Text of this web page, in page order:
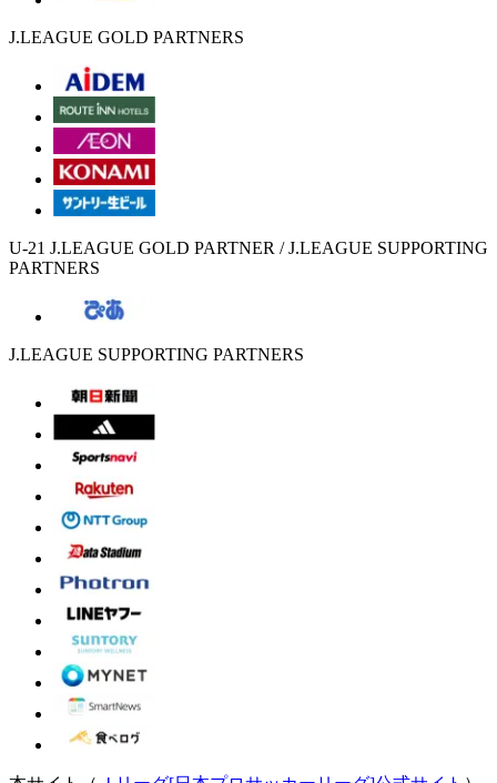
J.LEAGUE GOLD PARTNERS
U-21 J.LEAGUE GOLD PARTNER / J.LEAGUE SUPPORTING
PARTNERS
J.LEAGUE SUPPORTING PARTNERS